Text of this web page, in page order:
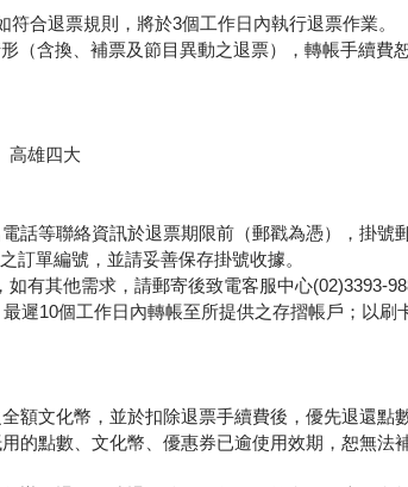
合退票規則，將於3個工作日內執行退票作業。
含換、補票及節目異動之退票），轉帳手續費
高雄四大
話等聯絡資訊於退票期限前（郵戳為憑），掛號
訂單編號，並請妥善保存掛號收據。
有其他需求，請郵寄後致電客服中心(02)3393-
遲10個工作日內轉帳至所提供之存摺帳戶；以刷
額文化幣，並於扣除退票手續費後，優先退還點
的點數、文化幣、優惠券已逾使用效期，恕無法